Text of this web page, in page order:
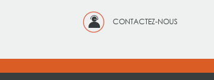
CONTACTEZ-NOUS